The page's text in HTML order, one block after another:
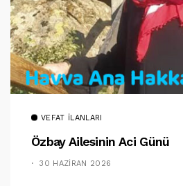
VEFAT İLANLARI
Özbay Ailesinin Aci Günü
30 HAZIRAN 2026